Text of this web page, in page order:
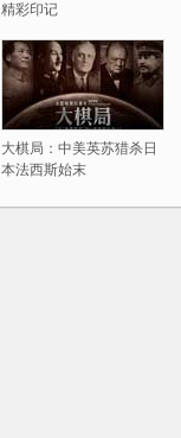
精彩印记
大棋局：中美英苏猎杀日
本法西斯始末